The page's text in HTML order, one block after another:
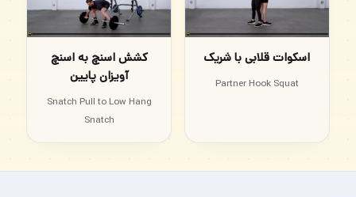
اسکوات قلابی با شریک
Partner Hook Squat
کشش اسنچ به اسنچ
آویزان پایین
Snatch Pull to Low Hang
Snatch